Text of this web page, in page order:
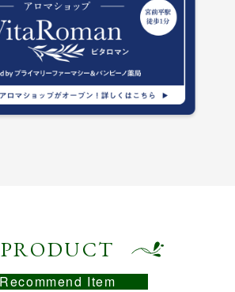
PRODUCT
Recommend Item